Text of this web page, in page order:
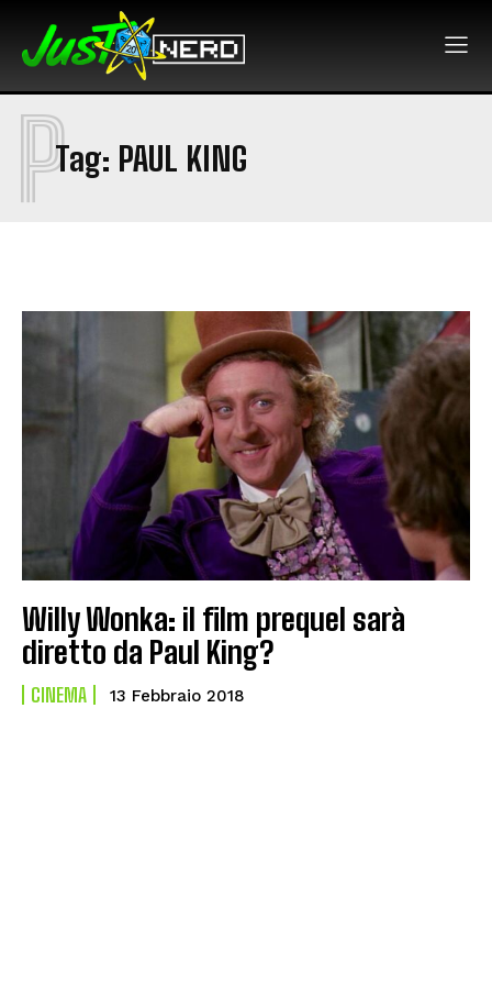
Tag: PAUL KING
P
Willy Wonka: il film prequel sarà
diretto da Paul King?
CINEMA 13 Febbraio 2018